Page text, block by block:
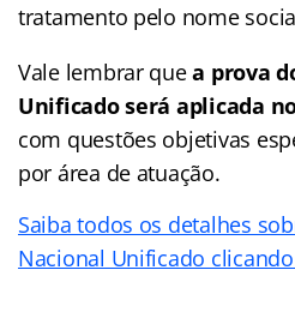
tratamento pelo nome
Vale lembrar quea prova
Unificado será aplicada
com questões objetivas
por área de atuação.
Saiba todos os detalhes
Nacional Unificado